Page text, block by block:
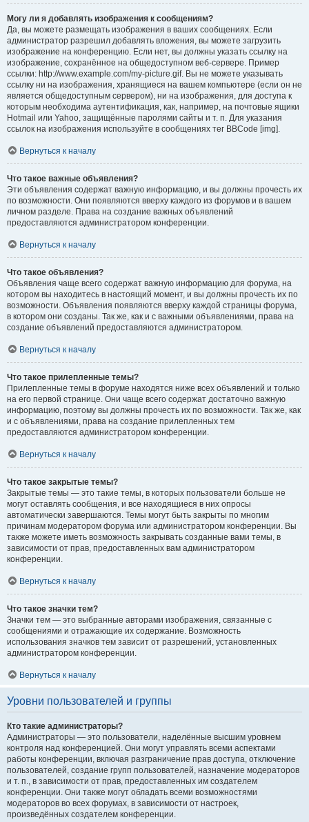
Могу ли я добавлять изображения к сообщениям?
Да, вы можете размещать изображения в ваших сообщениях. Если
администратор разрешил добавлять вложения, вы можете загрузить
изображение на конференцию. Если нет, вы должны указать ссылку на
изображение, сохранённое на общедоступном веб-сервере. Пример
ссылки: http://www.example.com/my-picture.gif. Вы не можете указывать
ссылку ни на изображения, хранящиеся на вашем компьютере (если он не
является общедоступным сервером), ни на изображения, для доступа к
которым необходима аутентификация, как, например, на почтовые ящики
Hotmail или Yahoo, защищённые паролями сайты и т. п. Для указания
ссылок на изображения используйте в сообщениях тег BBCode [img].
Вернуться к началу
Что такое важные объявления?
Эти объявления содержат важную информацию, и вы должны прочесть их
по возможности. Они появляются вверху каждого из форумов и в вашем
личном разделе. Права на создание важных объявлений
предоставляются администратором конференции.
Вернуться к началу
Что такое объявления?
Объявления чаще всего содержат важную информацию для форума, на
котором вы находитесь в настоящий момент, и вы должны прочесть их по
возможности. Объявления появляются вверху каждой страницы форума,
в котором они созданы. Так же, как и с важными объявлениями, права на
создание объявлений предоставляются администратором.
Вернуться к началу
Что такое прилепленные темы?
Прилепленные темы в форуме находятся ниже всех объявлений и только
на его первой странице. Они чаще всего содержат достаточно важную
информацию, поэтому вы должны прочесть их по возможности. Так же, как
и с объявлениями, права на создание прилепленных тем
предоставляются администратором конференции.
Вернуться к началу
Что такое закрытые темы?
Закрытые темы — это такие темы, в которых пользователи больше не
могут оставлять сообщения, и все находящиеся в них опросы
автоматически завершаются. Темы могут быть закрыты по многим
причинам модератором форума или администратором конференции. Вы
также можете иметь возможность закрывать созданные вами темы, в
зависимости от прав, предоставленных вам администратором
конференции.
Вернуться к началу
Что такое значки тем?
Значки тем — это выбранные авторами изображения, связанные с
сообщениями и отражающие их содержание. Возможность
использования значков тем зависит от разрешений, установленных
администратором конференции.
Вернуться к началу
Уровни пользователей и группы
Кто такие администраторы?
Администраторы — это пользователи, наделённые высшим уровнем
контроля над конференцией. Они могут управлять всеми аспектами
работы конференции, включая разграничение прав доступа, отключение
пользователей, создание групп пользователей, назначение модераторов
и т. п., в зависимости от прав, предоставленных им создателем
конференции. Они также могут обладать всеми возможностями
модераторов во всех форумах, в зависимости от настроек,
произведённых создателем конференции.